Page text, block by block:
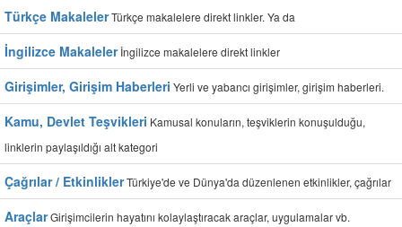
Türkçe MakalelerTürkçe makalelere direkt linkler. Ya da
İngilizce Makalelerİngilizce makalelere direkt linkler
Girişimler, Girişim Haberleri Yerli ve yabancı girişimler, girişim haberleri.
Kamu, Devlet Teşvikleri Kamusal konuların, teşviklerin konuşulduğu,
linklerin paylaşıldığı alt kategori
Çağrılar / EtkinliklerTürkiye'de ve Dünya'da düzenlenen etkinlikler, çağrılar
AraçlarGirişimcilerin hayatını kolaylaştıracak araçlar, uygulamalar vb.